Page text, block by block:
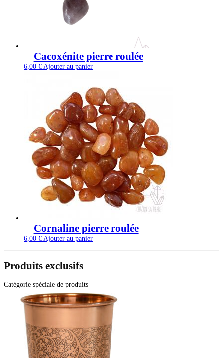
Cacoxénite pierre roulée
6,00 € Ajouter au panier
Cornaline pierre roulée
6,00 € Ajouter au panier
Produits exclusifs
Catégorie spéciale de produits